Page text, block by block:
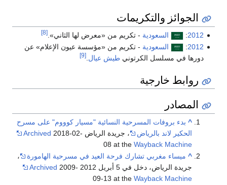
الجوائز والتكريمات
2012
: السعودية - تكريم من «معرض لها الثاني».[8]
2012
: السعودية - تكريم من «مؤسسة عيون الإعلام» عن
دورها في مسلسل الكرتونيطيش عيال.
[9]
روابط خارجية
المصادر
^ بدء بروفات المسرحية النسائية "مسيار كوووم" على مسرح
الحكير لاند بالرياض
، جريدة الرياض Archived 2018-02-
08 at theWayback Machine
^ ميساء مغربي تشارك فرحة العيد في مسرحية الهامورة
،
جريدة الرياض، دخل في 5 أبريل 2012
Archived 2009-
09-13 at theWayback Machine